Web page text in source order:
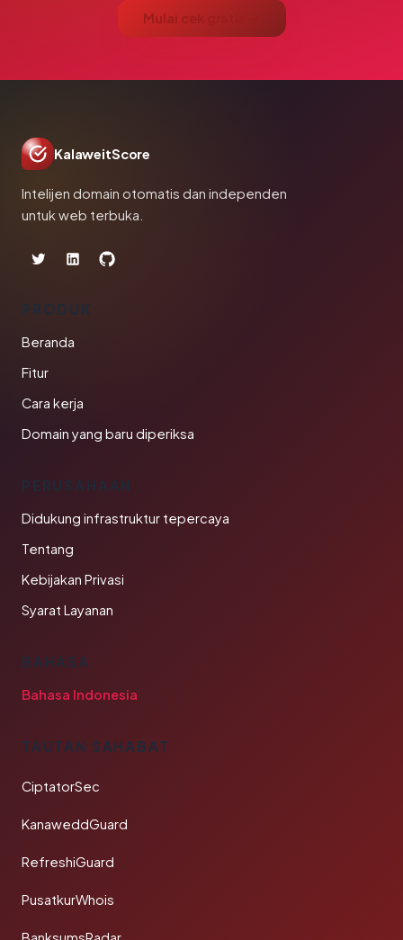
Mulai cek gratis →
KalaweitScore
Intelijen domain otomatis dan independen
untuk web terbuka.
PRODUK
Beranda
Fitur
Cara kerja
Domain yang baru diperiksa
PERUSAHAAN
Didukung infrastruktur tepercaya
Tentang
Kebijakan Privasi
Syarat Layanan
BAHASA
Bahasa Indonesia
TAUTAN SAHABAT
CiptatorSec
KanaweddGuard
RefreshiGuard
PusatkurWhois